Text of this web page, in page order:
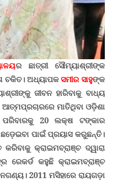
ର ଛାତ୍ରୀ ସୌମ୍ୟାଶ୍ରୀଙ୍କ
ଚକିତ। ଅଧ୍ୟାପକସମୀର ସାହୁଙ୍କ
ଜୀବନ ହାରିବାକୁ ବାଧ୍ୟ
ମାତିଥିବା ଓଡ଼ିଶା
ପରିବାରକୁ 20 ଲକ୍ଷ ଟଙ୍କାର
ଛଡ଼େଇବା ପାଇଁ ପ୍ରୟାସ କରୁଛନ୍ତି।
କ୍ରାଇମବ୍ରାଞ୍ଚ ଦ୍ୱାରା
ରେକର୍ଡ କହୁଛି କ୍ରାଇମବ୍ରାଞ୍ଚ
2011 ମସିହାରେ ରାୟଗଡ଼ା